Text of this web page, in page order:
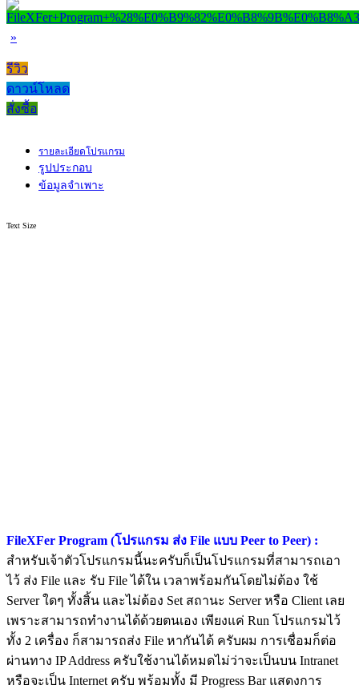
»
รีวิว
ดาวน์โหลด
สั่งซื้อ
รายละเอียดโปรแกรม
รูปประกอบ
ข้อมูลจำเพาะ
Text Size
FileXFer Program (โปรแกรม ส่ง File แบบ Peer to Peer) :
สำหรับเจ้าตัวโปรแกรมนี้นะครับก็เป็นโปรแกรมที่สามารถเอา
ไว้ ส่ง File และ รับ File ได้ใน เวลาพร้อมกันโดยไม่ต้อง ใช้
Server ใดๆ ทั้งสิ้น และไม่ต้อง Set สถานะ Server หรือ Client เลย
เพราะสามารถทำงานได้ด้วยตนเอง เพียงแค่ Run โปรแกรมไว้
ทั้ง 2 เครื่อง ก็สามารถส่ง File หากันได้ ครับผม การเชื่อมก็ต่อ
ผ่านทาง IP Address ครับใช้งานได้หมดไม่ว่าจะเป็นบน Intranet
หรือจะเป็น Internet ครับ พร้อมทั้ง มี Progress Bar แสดงการ